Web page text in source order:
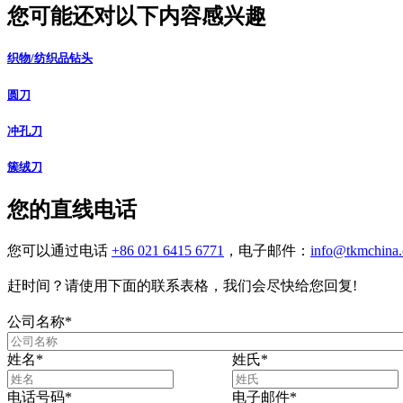
您可能还对以下内容感兴趣
织物/纺织品钻头
圆刀
冲孔刀
簇绒刀
您的直线电话
您可以通过电话 +86 021 6415 6771 ，电子邮件：
赶时间？请使用下面的联系表格，我们会尽快给您回复!
公司名称*
姓名* 姓氏*
电话号码* 电子邮件*